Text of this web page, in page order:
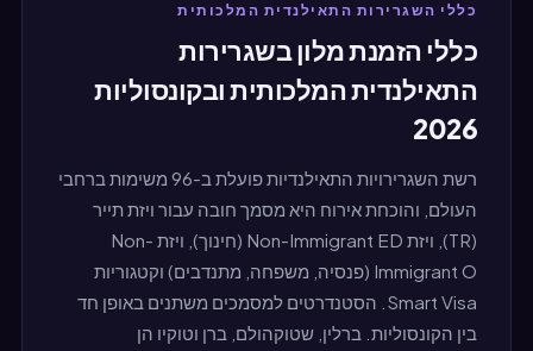
כללי השגרירות התאילנדית המלכותית
כללי הזמנת מלון בשגרירות
התאילנדית המלכותית ובקונסוליות
2026
רשת השגרירויות התאילנדיות פועלת ב-96 משימות ברחבי
העולם, והוכחת אירוח היא מסמך חובה עבור ויזת תייר
(TR), ויזת Non-Immigrant ED (חינוך), ויזת Non-
Immigrant O (פנסיה, משפחה, מתנדבים) וקטגוריות
Smart Visa. הסטנדרטים למסמכים משתנים באופן חד
בין הקונסוליות. ברלין, שטוקהולם, ברן וטוקיו הן